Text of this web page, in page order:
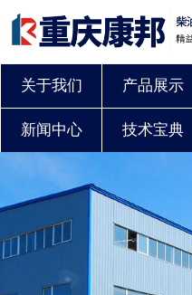
关于我们 产品展示
新闻中心 技术宝典